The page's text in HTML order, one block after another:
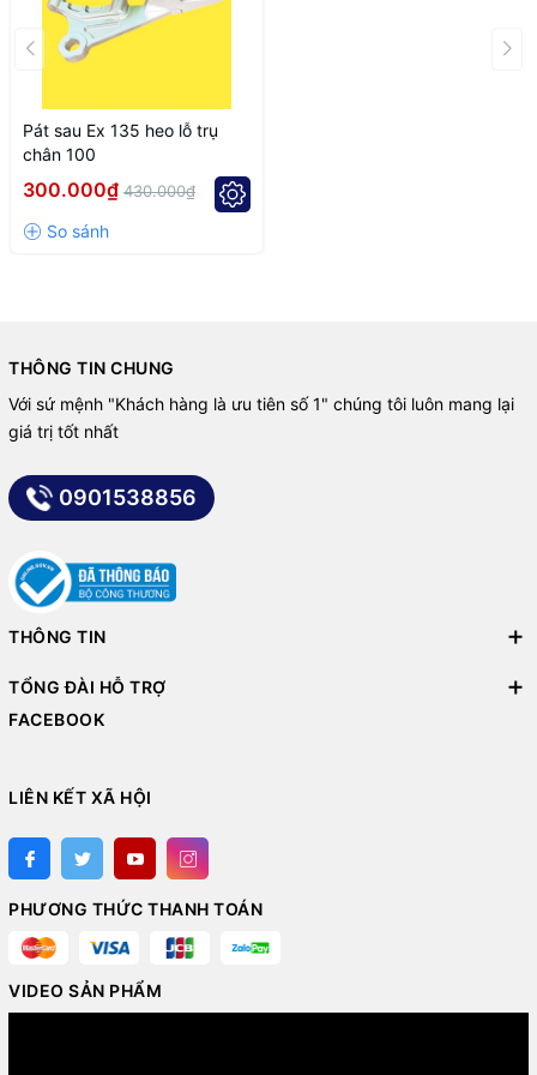
Brand: Nguyen Vu Motorbike (NVM)
CUSTOM CNC SERVICES
✔ Custom CNC machining available
✔ Small & large quantity production
✔ Competitive pricing
✔ Fast delivery support
Pát sau Ex 135 heo lỗ trụ
chân 100
300.000₫ 430.000₫
THÔNG TIN CHUNG
Với sứ mệnh "Khách hàng là ưu tiên số 1" chúng tôi luôn mang lại
giá trị tốt nhất
0901538856
THÔNG TIN
TỔNG ĐÀI HỖ TRỢ
FACEBOOK
LIÊN KẾT XÃ HỘI
PHƯƠNG THỨC THANH TOÁN
VIDEO SẢN PHẨM